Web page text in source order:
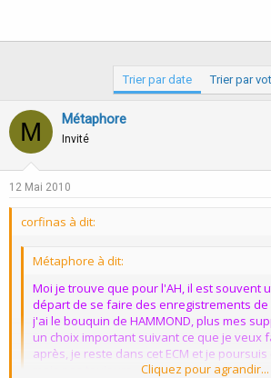
Trier par date Trier par
M Métaphore
Invité
12 Mai 2010
corfinas à dit:
Métaphore à dit:
Moi je trouve que pour l'AH, il est souvent
départ de se faire des enregistrements de
j'ai le bouquin de HAMMOND, plus mes
un choix important suivant ce que je veux
après, je reste dans cet ECM et je
Cliquez pour agrandir...